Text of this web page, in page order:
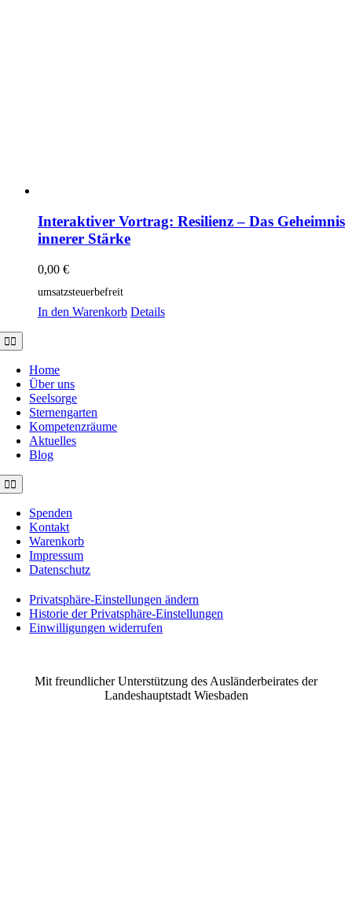
Interaktiver Vortrag: Resilienz – Das Geheimnis
innerer Stärke
0,00 €
umsatzsteuerbefreit
In den Warenkorb Details
Toggle
Navigation
Home
Über uns
Seelsorge
Sternengarten
Kompetenzräume
Aktuelles
Blog
Toggle
Navigation
Spenden
Kontakt
Warenkorb
Impressum
Datenschutz
Privatsphäre-Einstellungen ändern
Historie der Privatsphäre-Einstellungen
Einwilligungen widerrufen
Mit freundlicher Unterstützung des Ausländerbeirates der
Landeshauptstadt Wiesbaden